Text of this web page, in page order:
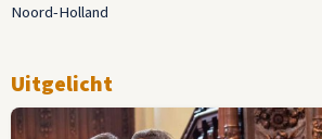
Noord-Holland
Uitgelicht